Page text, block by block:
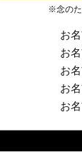
※念のた
お
お
お
お
お